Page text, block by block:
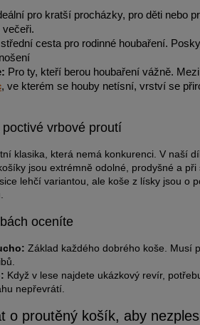
pro kratší procházky, pro děti nebo
cesta pro rodinné houbaření.
Pro ty, kteří berou houbaření vážně.
, ve kterém se houby netísní, vrství se
vrbové proutí
klasika, která nemá konkurenci. V naší
jsou extrémně odolné, prodyšné a
lehčí variantou, ale koše z lísky jsou o
oceníte
Základ každého dobrého koše. Musí
Když v lese najdete ukázkový revír,
nepřevrátí.
o proutěný košík, aby